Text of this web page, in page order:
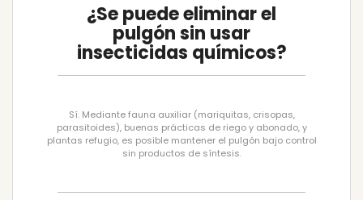
¿Se puede eliminar el
pulgón sin usar
insecticidas químicos?
Sí. Mediante fauna auxiliar (mariquitas, crisopas,
parasitoides), buenas prácticas de riego y abonado, y
plantas refugio, es posible mantener el pulgón bajo control
sin productos de síntesis.